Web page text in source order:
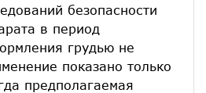
безопасности
в период
грудью не
показано только
предполагаемая